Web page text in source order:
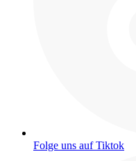
Folge uns auf Tiktok